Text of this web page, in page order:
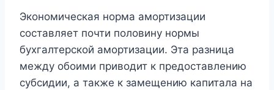
Экономическая норма амортизации
составляет почти половину нормы
бухгалтерской амортизации. Эта разница
между обоими приводит к предоставлению
субсидии, а также к замещению капитала на